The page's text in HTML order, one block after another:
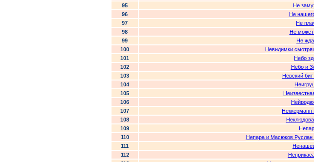
95
Не
96
Не
97
Не
98
Не может
99
Не
100
Невидимки
101
Небо
102
Небо и
103
Невский бит
104
105
106
107
Неккерманн
108
109
110
Непара и Масюков Руслан
111
112